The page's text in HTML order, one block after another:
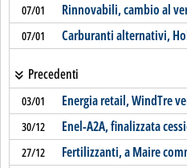
07/01 Rinnovabili, cambio al
07/01 Carburanti alternativi,
Precedenti
03/01 Energia retail, WindTre
30/12 Enel-A2A, finalizzata
27/12 Fertilizzanti, a Maire